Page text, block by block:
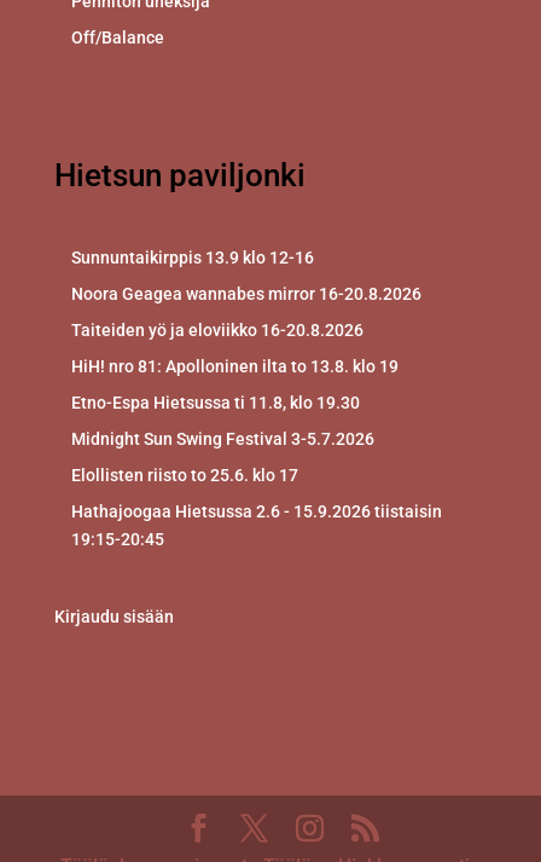
Off/Balance
Hietsun paviljonki
Sunnuntaikirppis 13.9 klo 12-16
Noora Geagea wannabes mirror 16-20.8.2026
Taiteiden yö ja eloviikko 16-20.8.2026
HiH! nro 81: Apolloninen ilta to 13.8. klo 19
Etno-Espa Hietsussa ti 11.8, klo 19.30
Midnight Sun Swing Festival 3-5.7.2026
Elollisten riisto to 25.6. klo 17
Hathajoogaa Hietsussa 2.6 - 15.9.2026 tiistaisin
19:15-20:45
Kirjaudu sisään